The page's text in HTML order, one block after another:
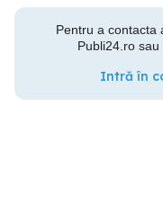
Pentru a contacta
Publi24.ro
Intră în